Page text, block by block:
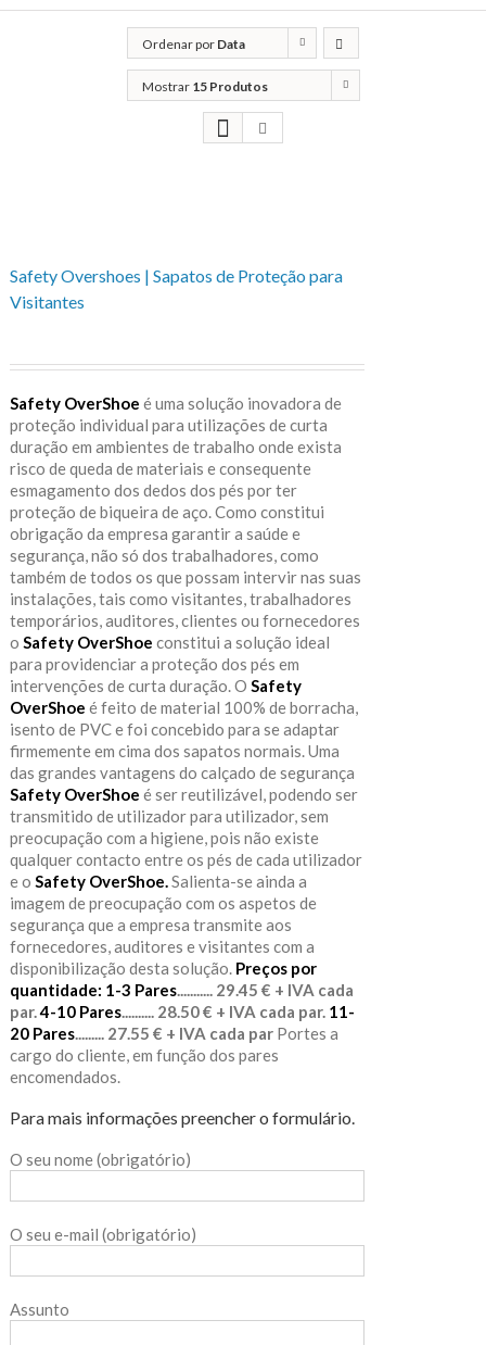
Ordenar por Data
Mostrar 15 Produtos
Safety Overshoes | Sapatos de Proteção para
Visitantes
Safety OverShoe é uma solução inovadora de
proteção individual para utilizações de curta
duração em ambientes de trabalho onde exista
risco de queda de materiais e consequente
esmagamento dos dedos dos pés por ter
proteção de biqueira de aço. Como constitui
obrigação da empresa garantir a saúde e
segurança, não só dos trabalhadores, como
também de todos os que possam intervir nas suas
instalações, tais como visitantes, trabalhadores
temporários, auditores, clientes ou fornecedores
o Safety OverShoe constitui a solução ideal
para providenciar a proteção dos pés em
intervenções de curta duração. O Safety
OverShoe é feito de material 100% de borracha,
isento de PVC e foi concebido para se adaptar
firmemente em cima dos sapatos normais. Uma
das grandes vantagens do calçado de segurança
Safety OverShoe é ser reutilizável, podendo ser
transmitido de utilizador para utilizador, sem
preocupação com a higiene, pois não existe
qualquer contacto entre os pés de cada utilizador
e o Safety OverShoe. Salienta-se ainda a
imagem de preocupação com os aspetos de
segurança que a empresa transmite aos
fornecedores, auditores e visitantes com a
disponibilização desta solução. Preços por
quantidade: 1-3 Pares........... 29.45 € + IVA cada
par. 4-10 Pares.......... 28.50 € + IVA cada par. 11-
20 Pares......... 27.55 € + IVA cada parPortes a
cargo do cliente, em função dos pares
encomendados.
Para mais informações preencher o formulário.
O seu nome (obrigatório)
O seu e-mail (obrigatório)
Assunto